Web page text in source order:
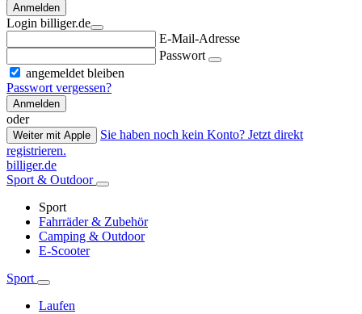
Anmelden
Login billiger.de
E-Mail-Adresse
Passwort
angemeldet bleiben
Passwort vergessen?
Anmelden
oder
Weiter mit Apple
Sie haben noch kein Konto? Jetzt direkt
registrieren.
billiger.de
Sport & Outdoor
Sport
Fahrräder & Zubehör
Camping & Outdoor
E-Scooter
Sport
Laufen